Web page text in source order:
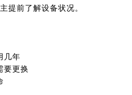
提前了解设备状况。
几年
要更换